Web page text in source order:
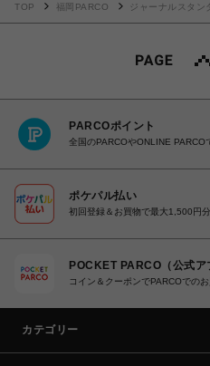
TOP 福岡PARCO ジャーナルスタン
PARCOポイント
全国のPARCOやONLINE PARCO
ポケパル払い
初回登録＆お買物で最大1,500円
POCKET PARCO（公式ア
コイン＆クーポンでPARCOでの
カテゴリー